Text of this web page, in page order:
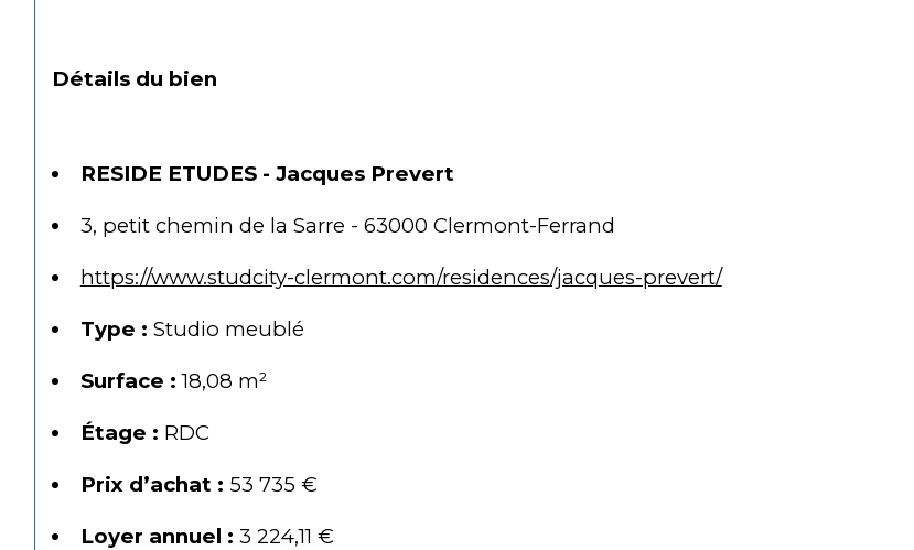
Détails du bien
RESIDE ETUDES - Jacques Prevert
3, petit chemin de la Sarre - 63000 Clermont-Ferrand
https://www.studcity-clermont.com/residences/jacques-prevert/
Type : Studio meublé
Surface : 18,08 m²
Étage : RDC
Prix d’achat : 53 735 €
Loyer annuel : 3 224,11 €